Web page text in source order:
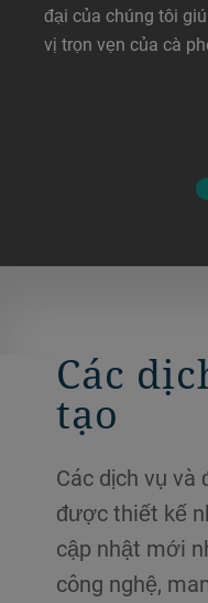
đại của chúng tôi
vị trọn vẹn của cà
Các
tạo
Các dịch vụ và
được thiết kế
cập nhật mới
công nghệ,